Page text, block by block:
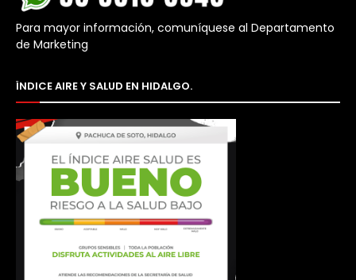
Para mayor información, comuníquese al Departamento
de Marketing
ÍNDICE AIRE Y SALUD EN HIDALGO.